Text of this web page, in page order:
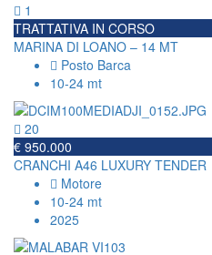
1
TRATTATIVA IN CORSO
MARINA DI LOANO – 14 MT
Posto Barca
10-24 mt
20
€ 950.000
CRANCHI A46 LUXURY TENDER
Motore
10-24 mt
2025